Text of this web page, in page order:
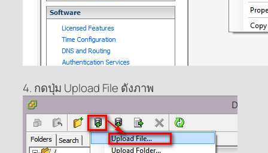
4. กดปุ่ม Upload File ดังภาพ